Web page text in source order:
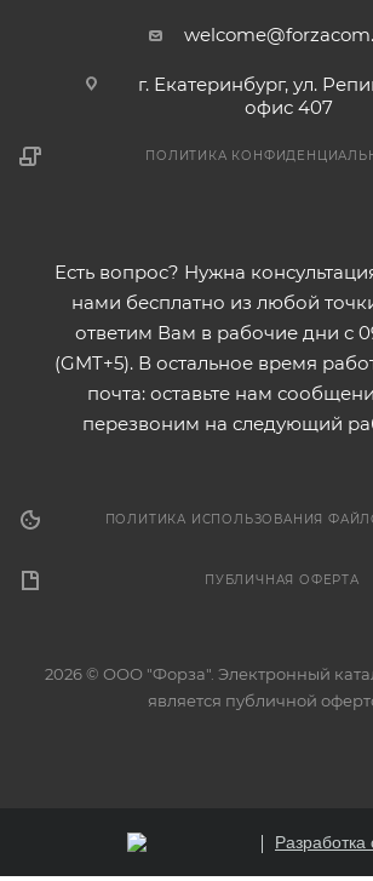
г. Екатеринбург, ул.
офис 407
ПОЛИТИКА
Есть вопрос? Нужна
нами бесплатно из любой
ответим Вам в рабочие дни с
(GMT+5). В остальное время
почта: оставьте нам
перезвоним на следующий
ПОЛИТИКА ИСПОЛЬЗОВАНИЯ
ПУБЛИЧНАЯ ОФЕРТА
2026 © ООО "Форза". Электронный
является публичной
Разработка